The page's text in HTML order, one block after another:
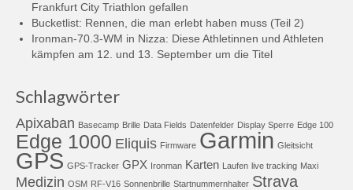
Frankfurt City Triathlon gefallen
Bucketlist: Rennen, die man erlebt haben muss (Teil 2)
Ironman-70.3-WM in Nizza: Diese Athletinnen und Athleten
kämpfen am 12. und 13. September um die Titel
Schlagwörter
Apixaban Basecamp Brille Data Fields Datenfelder Display Sperre Edge 100
Edge 1000 Eliquis Firmware Garmin Gleitsicht
GPS GPS-Tracker GPX Ironman Karten Laufen live tracking Maxi
Medizin OSM RF-V16 Sonnenbrille Startnummernhalter Strava